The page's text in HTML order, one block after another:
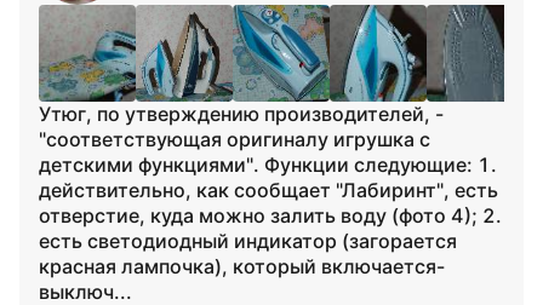
Утюг, по утверждению производителей, -
"соответствующая оригиналу игрушка с
детскими функциями". Функции следующие: 1.
действительно, как сообщает "Лабиринт", есть
отверстие, куда можно залить воду (фото 4); 2.
есть светодиодный индикатор (загорается
красная лампочка), который включается-
выключ...